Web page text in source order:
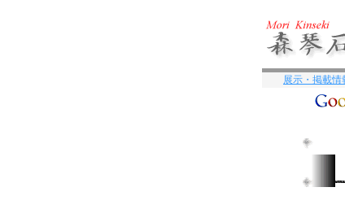
展示・掲載情